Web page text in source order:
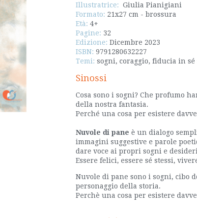
Illustratrice: Giulia Pianigiani
Formato: 21x27 cm - brossura
Età: 4+
Pagine: 32
Edizione: Dicembre 2023
ISBN: 9791280632227
Temi: sogni, coraggio, fiducia in sé
Sinossi
Cosa sono i sogni? Che profumo
della nostra fantasia.
Perché una cosa per esistere
Nuvole di pane è un dialogo
immagini suggestive e parole
dare voce ai propri sogni e
Essere felici, essere sé stessi,
Nuvole di pane sono i sogni, cibo
personaggio della storia.
Perchè una cosa per esistere